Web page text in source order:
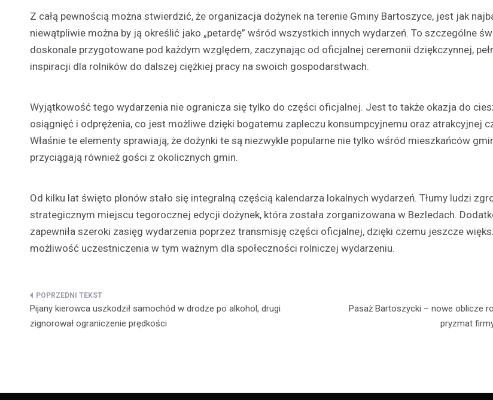
Z całą pewnością można stwierdzić, że organizacja dożynek na terenie Gminy Bartoszyce, jest jak
niewątpliwie można by ją określić jako „petardę” wśród wszystkich innych wydarzeń. To szczególne
doskonale przygotowane pod każdym względem, zaczynając od oficjalnej ceremonii dziękczynnej,
inspiracji dla rolników do dalszej ciężkiej pracy na swoich gospodarstwach.
Wyjątkowość tego wydarzenia nie ogranicza się tylko do części oficjalnej. Jest to także okazja do
osiągnięć i odprężenia, co jest możliwe dzięki bogatemu zapleczu konsumpcyjnemu oraz atrakcyjnej
Właśnie te elementy sprawiają, że dożynki te są niezwykle popularne nie tylko wśród mieszkańców
przyciągają również gości z okolicznych gmin.
Od kilku lat święto plonów stało się integralną częścią kalendarza lokalnych wydarzeń. Tłumy ludzi
strategicznym miejscu tegorocznej edycji dożynek, która została zorganizowana w Bezledach.
zapewniła szeroki zasięg wydarzenia poprzez transmisję części oficjalnej, dzięki czemu jeszcze
możliwość uczestniczenia w tym ważnym dla społeczności rolniczej wydarzeniu.
Nawigacja
wpisu
Pijany kierowca uszkodził samochód w drodze po alkohol, drugi
zignorował ograniczenie prędkości
Pasaż Bartoszycki – nowe oblicze
pryzmat
Policja
Siedmioro
przeprowadzili serię
poszukiwanych w
przestępstwami i